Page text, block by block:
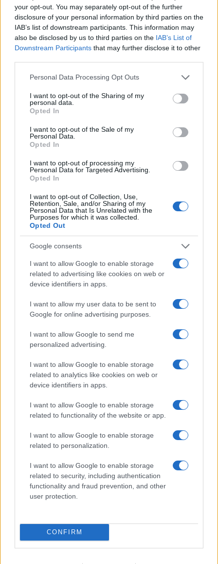
your opt-out. You may separately opt-out of the further
disclosure of your personal information by third parties on the
IAB’s list of downstream participants. This information may
also be disclosed by us to third parties on the IAB’s List of
Downstream Participants that may further disclose it to other
Please note that this website/app uses one or more Google
not limited to your visit or usage behaviour. You may click to
grant or deny consent to Google and its third-party tags to
use your data for below specified purposes in below Google
consent section.
Personal Data Processing Opt Outs
I want to opt-out of the Sharing of my
personal data.
Opted In
I want to opt-out of the Sale of my
Personal Data.
Opted In
I want to opt-out of processing my
Personal Data for Targeted Advertising.
Opted In
I want to opt-out of Collection, Use,
Retention, Sale, and/or Sharing of my
Personal Data that Is Unrelated with the
Purposes for which it was collected.
Opted Out
Google consents
I want to allow Google to enable storage
related to advertising like cookies on web or
device identifiers in apps.
I want to allow my user data to be sent to
Google for online advertising purposes.
I want to allow Google to send me
personalized advertising.
I want to allow Google to enable storage
related to analytics like cookies on web or
device identifiers in apps.
I want to allow Google to enable storage
related to functionality of the website or app.
I want to allow Google to enable storage
related to personalization.
I want to allow Google to enable storage
related to security, including authentication
functionality and fraud prevention, and other
user protection.
CONFIRM
αποδοτικότητας
Ευρωπαϊκό Κορασίδων:
Άνετη νίκη της Ελλάδας
στην πρεμιέρα, 78-36 την
ρίχνουν μια πέτρα, τους
καταστρέφεις» (vid)
ΕΛΣΤΑΤ: Στο 3,4% υποχώρησε ο πληθωρισμός τον Ιούλιο
Χρηματοδότηση 8 εκατ.
ενημέρωσης- Ξεκίνησε το
πενταετές πρόγραμμα
ενίσχυσης του Τύπου
Metlen: Ρεκόρ EBITDA στο
Η Chery επενδύει 75 εκατ. δολάρια στην KG Mobility
από 18.990 ευρώ
Ατρόμητος και Novibet
συνεχίζουν μαζί: Ανανέωση
της συνεργασίας τους μέχρι